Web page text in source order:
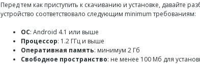
Перед тем как приступить к скачиванию и установке, давайте
устройство соответствовало следующим minimum требованиям:
ОС: Android 4.1 или выше
Процессор: 1.2 ГГц и выше
Оперативная память: минимум 2 Гб
Свободное пространство: не менее 100 Мб для